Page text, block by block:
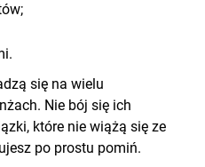
się na wielu
Nie bój się ich
które nie wiążą się ze
po prostu pomiń.